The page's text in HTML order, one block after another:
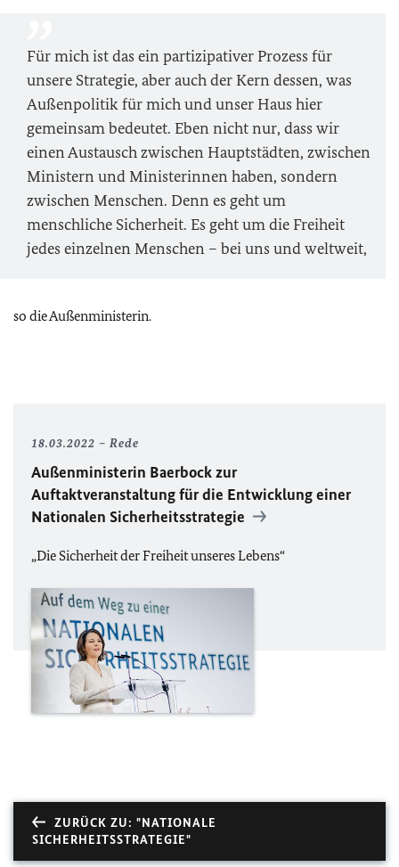
Für mich ist das ein partizipativer Prozess für
unsere Strategie, aber auch der Kern dessen, was
Außenpolitik für mich und unser Haus hier
gemeinsam bedeutet. Eben nicht nur, dass wir
einen Austausch zwischen Hauptstädten, zwischen
Ministern und Ministerinnen haben, sondern
zwischen Menschen. Denn es geht um
menschliche Sicherheit. Es geht um die Freiheit
jedes einzelnen Menschen – bei uns und weltweit,
so die Außenministerin.
18.03.2022 Rede
Außenministerin Baerbock zur
Auftaktveranstaltung für die Entwicklung einer
Nationalen Sicherheitsstrategie
„Die Sicherheit der Freiheit unseres Lebens“
ZURÜCK ZU: "NATIONALE
SICHERHEITSSTRATEGIE"